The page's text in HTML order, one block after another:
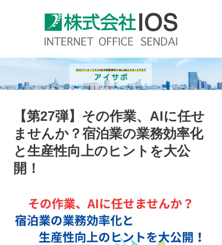
【第27弾】その作業、AIに任せ
ませんか？宿泊業の業務効率化
と生産性向上のヒントを大公
開！